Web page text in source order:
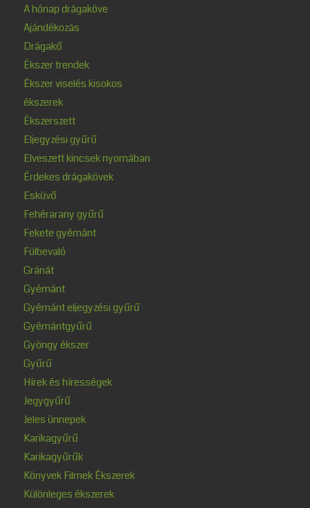
A hónap drágaköve
Ajándékozás
Drágakő
Ékszer trendek
Ékszer viselés kisokos
ékszerek
Ékszerszett
Eljegyzési gyűrű
Elveszett kincsek nyomában
Érdekes drágakövek
Esküvő
Fehérarany gyűrű
Fekete gyémánt
Fülbevaló
Gránát
Gyémánt
Gyémánt eljegyzési gyűrű
Gyémántgyűrű
Gyöngy ékszer
Gyűrű
Hírek és hírességek
Jegygyűrű
Jeles ünnepek
Karikagyűrű
Karikagyűrűk
Könyvek Filmek Ékszerek
Különleges ékszerek